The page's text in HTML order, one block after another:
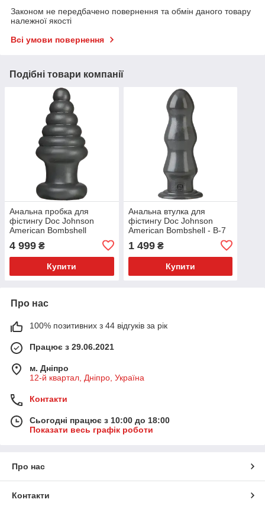
Законом не передбачено повернення та обмін даного товару
належної якості
Всі умови повернення
Подібні товари компанії
Анальна пробка для
фістингу Doc Johnson
American Bombshell
діаметр 10,7 см
4 999 ₴
Купити
Анальна втулка для
фістингу Doc Johnson
American Bombshell - B-7
діаметр 5,6см
1 499₴
Купити
Про нас
100% позитивних з 44 відгуків за рік
Працює з 29.06.2021
м. Дніпро
12-й квартал, Дніпро, Україна
Контакти
Сьогодні працює з 10:00 до 18:00
Показати весь графік роботи
Про нас
Контакти